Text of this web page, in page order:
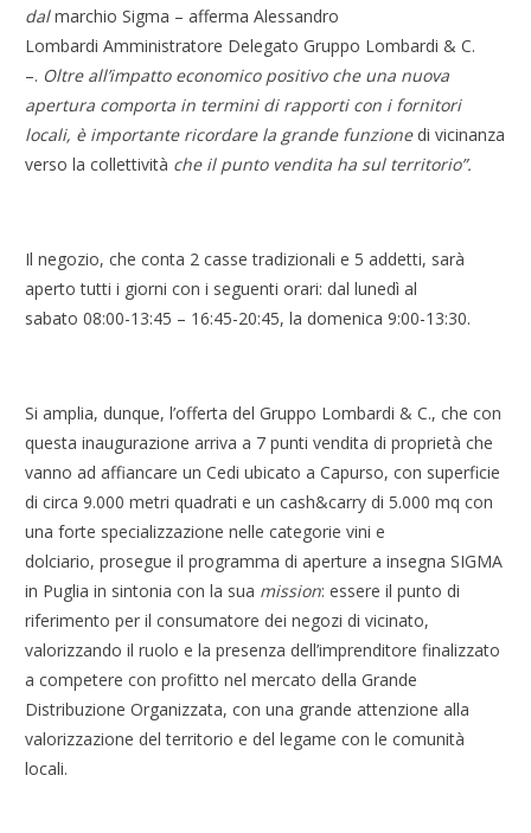
dalmarchio Sigma – afferma Alessandro
Lombardi Amministratore Delegato Gruppo Lombardi & C.
–. Oltre all’impatto economico positivo che una nuova
apertura comporta in termini di rapporti con i fornitori
locali, è importante ricordare la grande funzione di vicinanza
verso la collettività che il punto vendita ha sul territorio”.
Il negozio, che conta 2 casse tradizionali e 5 addetti, sarà
aperto tutti i giorni con i seguenti orari: dal lunedì al
sabato 08:00-13:45 – 16:45-20:45, la domenica 9:00-13:30.
Si amplia, dunque, l’offerta del Gruppo Lombardi & C., che con
questa inaugurazione arriva a 7 punti vendita di proprietà che
vanno ad affiancare un Cedi ubicato a Capurso, con superficie
di circa 9.000 metri quadrati e un cash&carry di 5.000 mq con
una forte specializzazione nelle categorie vini e
dolciario, prosegue il programma di aperture a insegna SIGMA
in Puglia in sintonia con la sua mission: essere il punto di
riferimento per il consumatore dei negozi di vicinato,
valorizzando il ruolo e la presenza dell’imprenditore finalizzato
a competere con profitto nel mercato della Grande
Distribuzione Organizzata, con una grande attenzione alla
valorizzazione del territorio e del legame con le comunità
locali.